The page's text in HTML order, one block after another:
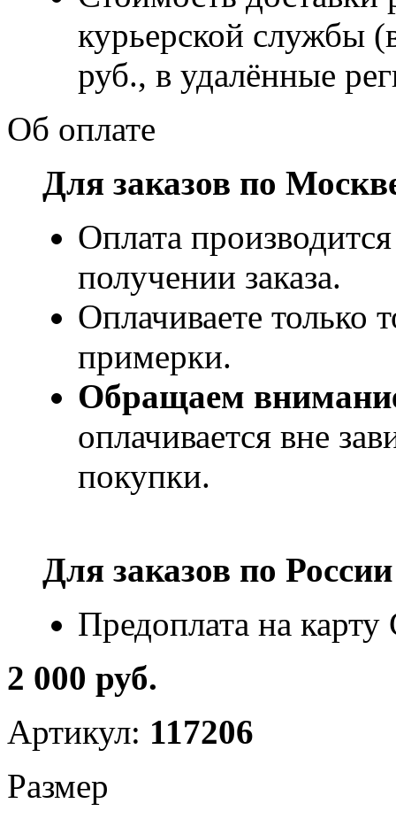
курьерской службы
руб., в удалённые
Об оплате
Для заказов по
Оплата
получении заказа.
Оплачиваете только
примерки.
Обращаем
оплачивается вне
покупки.
Для заказов по
Предоплата на
2 000 руб.
Артикул: 117206
Размер